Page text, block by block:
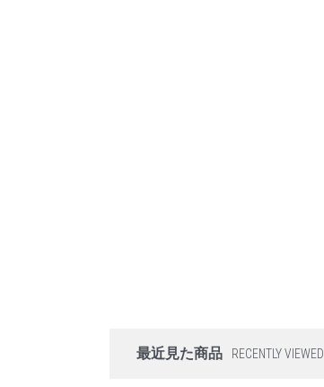
最近見た商品 RECENTLY VIEWED